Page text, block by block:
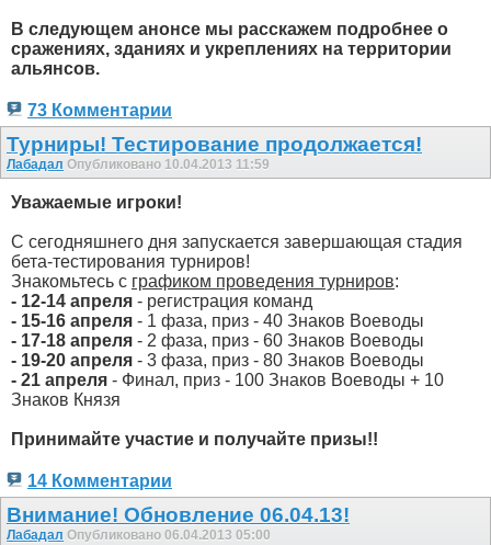
В следующем анонсе мы расскажем подробнее о
сражениях, зданиях и укреплениях на территории
альянсов.
73 Комментарии
Турниры! Тестирование продолжается!
Лабадал Опубликовано 10.04.2013 11:59
Уважаемые игроки!
С сегодняшнего дня запускается завершающая стадия
бета-тестирования турниров!
Знакомьтесь с графиком проведения турниров:
- 12-14 апреля - регистрация команд
- 15-16 апреля - 1 фаза, приз - 40 Знаков Воеводы
- 17-18 апреля - 2 фаза, приз - 60 Знаков Воеводы
- 19-20 апреля - 3 фаза, приз - 80 Знаков Воеводы
- 21 апреля - Финал, приз - 100 Знаков Воеводы + 10
Знаков Князя
Принимайте участие и получайте призы!!
14 Комментарии
Внимание! Обновление 06.04.13!
Лабадал Опубликовано 06.04.2013 05:00